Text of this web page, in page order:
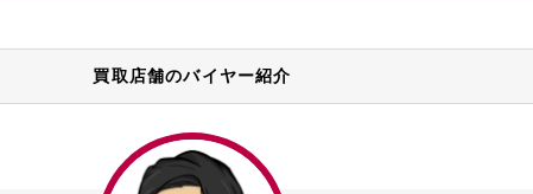
買取店舗のバイヤー紹介